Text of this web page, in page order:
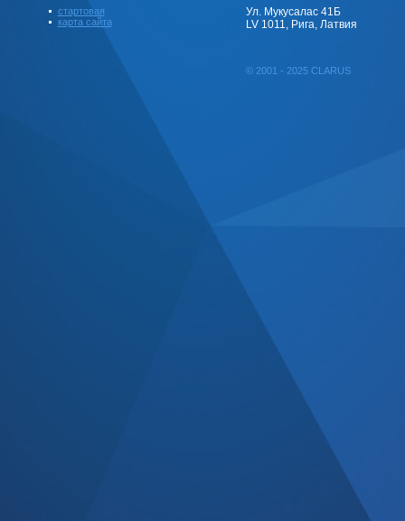
стартовая
карта сайта
Ул. Мукусалас 41Б
LV 1011, Рига, Латвия
© 2001 - 2025 CLARUS